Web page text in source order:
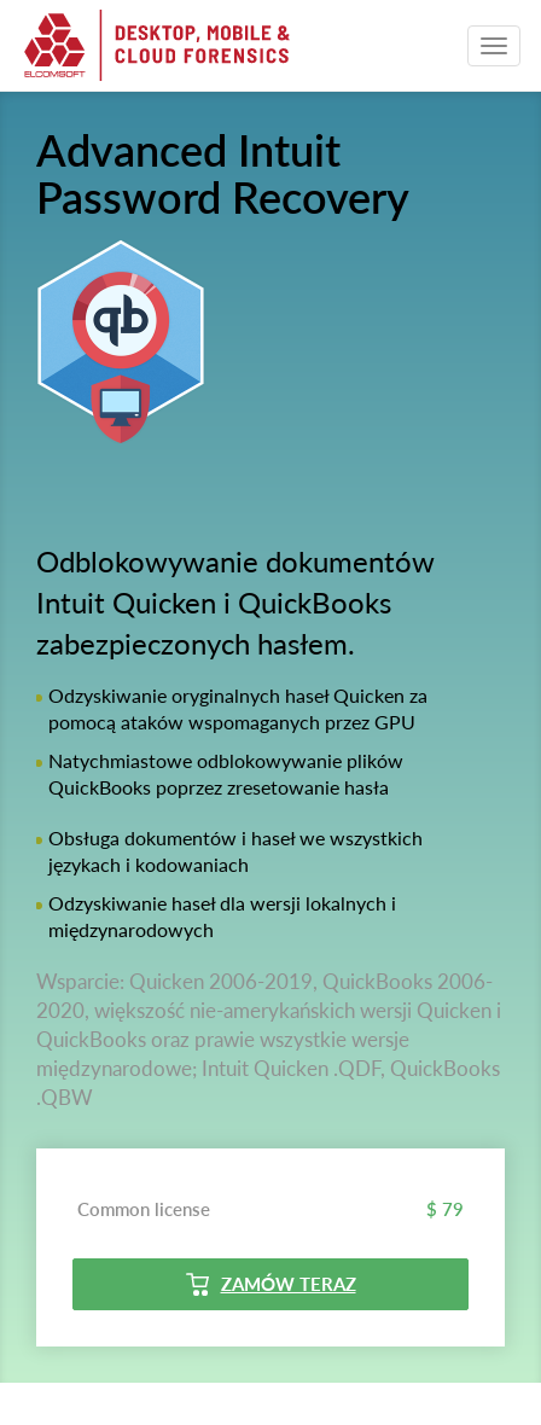
Advanced Intuit
Password Recovery
Odblokowywanie dokumentów
Intuit Quicken i QuickBooks
zabezpieczonych hasłem.
Odzyskiwanie oryginalnych haseł Quicken za
pomocą ataków wspomaganych przez GPU
Natychmiastowe odblokowywanie plików
QuickBooks poprzez zresetowanie hasła
Obsługa dokumentów i haseł we wszystkich
językach i kodowaniach
Odzyskiwanie haseł dla wersji lokalnych i
międzynarodowych
Wsparcie: Quicken 2006-2019, QuickBooks 2006-
2020, większość nie-amerykańskich wersji Quicken i
QuickBooks oraz prawie wszystkie wersje
międzynarodowe; Intuit Quicken .QDF, QuickBooks
.QBW
Common license $ 79
ZAMÓW TERAZ